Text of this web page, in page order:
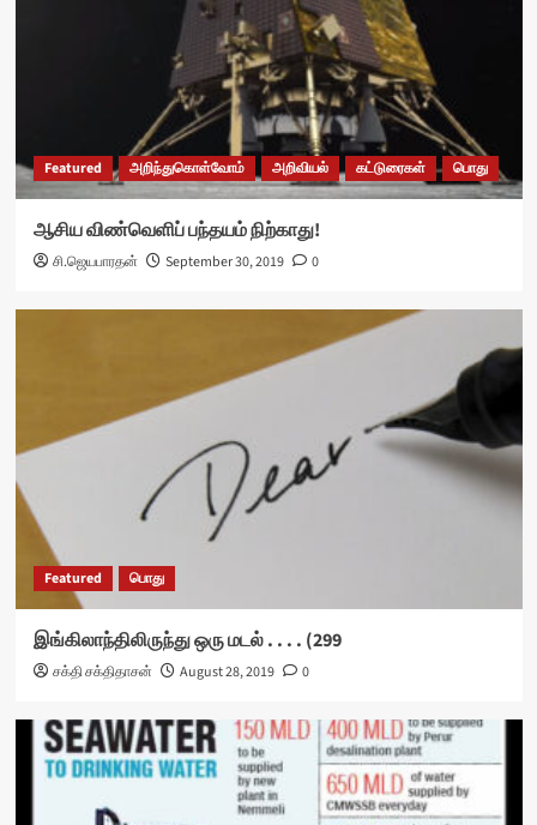
Featured அறிந்துகொள்வோம் அறிவியல் கட்டுரைகள் பொது
ஆசிய விண்வெளிப் பந்தயம் நிற்காது!
சி.ஜெயபாரதன் September 30, 2019 0
Featured பொது
இங்கிலாந்திலிருந்து ஒரு மடல் . . . . (299
சக்தி சக்திதாசன் August 28, 2019 0